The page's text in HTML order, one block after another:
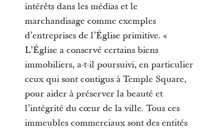
intérêts dans les médias et le
marchandisage comme exemples
d’entreprises de l’Église primitive. «
L’Église a conservé certains biens
immobiliers, a-t-il poursuivi, en particulier
ceux qui sont contigus à Temple Square,
pour aider à préserver la beauté et
l’intégrité du cœur de la ville. Tous ces
immeubles commerciaux sont des entités